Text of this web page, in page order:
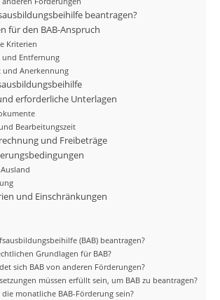
beantragen?
für den BAB-Anspruch
Kriterien
Entfernung
und Anerkennung
erforderliche Unterlagen
Bearbeitungszeit
und Freibeträge
und Einschränkungen
(BAB) beantragen?
Grundlagen für BAB?
sich BAB von anderen Förderungen?
müssen erfüllt sein, um BAB zu beantragen?
monatliche BAB-Förderung sein?